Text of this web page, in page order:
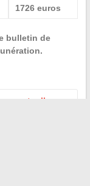
1726 euros
bulletin de
actuelles